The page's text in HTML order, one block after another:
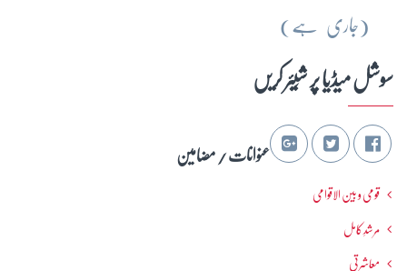
(جاری ہے)
سوشل میڈیا پر شِیئر کریں
عنوانات / مضامین
قومی و بین الاقوامی
مرشدِ کامل
معاشرتی